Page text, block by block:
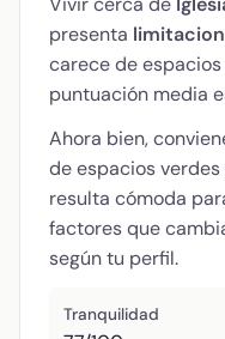
presenta
carece de espacios
puntuación media
Ahora bien,
de espacios verdes
resulta cómoda
factores que
según tu perfil.
Tranquilidad